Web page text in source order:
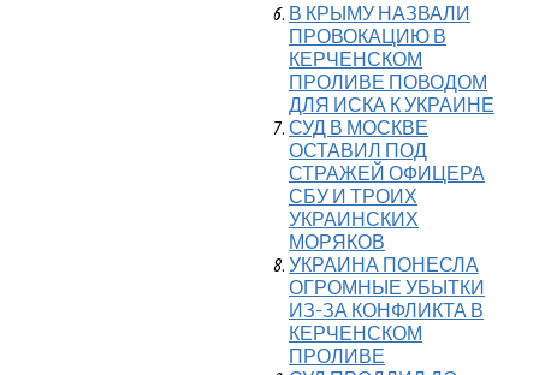
В КРЫМУ НАЗВАЛИ
ПРОВОКАЦИЮ В
КЕРЧЕНСКОМ
ПРОЛИВЕ ПОВОДОМ
ДЛЯ ИСКА К УКРАИНЕ
СУД В МОСКВЕ
ОСТАВИЛ ПОД
СТРАЖЕЙ ОФИЦЕРА
СБУ И ТРОИХ
УКРАИНСКИХ
МОРЯКОВ
УКРАИНА ПОНЕСЛА
ОГРОМНЫЕ УБЫТКИ
ИЗ-ЗА КОНФЛИКТА В
КЕРЧЕНСКОМ
ПРОЛИВЕ